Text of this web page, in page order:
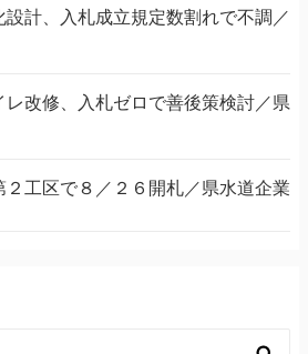
計、入札成立規定数割れで不調／
改修、入札ゼロで善後策検討／県
工区で８／２６開札／県水道企業